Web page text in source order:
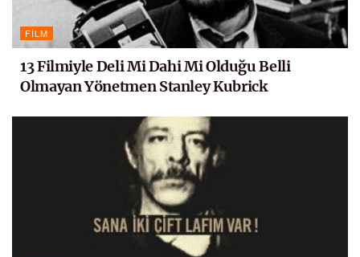
FILM
13 Filmiyle Deli Mi Dahi Mi Olduğu Belli
Olmayan Yönetmen Stanley Kubrick